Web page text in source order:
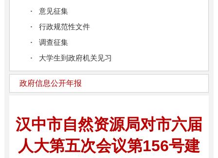
意见征集
行政规范性文件
调查征集
大学生到政府机关见习
政府信息公开年报
汉中市自然资源局对市六届
人大第五次会议第156号建